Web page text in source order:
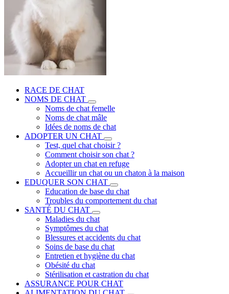
RACE DE CHAT
NOMS DE CHAT
Noms de chat femelle
Noms de chat mâle
Idées de noms de chat
ADOPTER UN CHAT
Test, quel chat choisir ?
Comment choisir son chat ?
Adopter un chat en refuge
Accueillir un chat ou un chaton à la maison
EDUQUER SON CHAT
Education de base du chat
Troubles du comportement du chat
SANTÉ DU CHAT
Maladies du chat
Symptômes du chat
Blessures et accidents du chat
Soins de base du chat
Entretien et hygiène du chat
Obésité du chat
Stérilisation et castration du chat
ASSURANCE POUR CHAT